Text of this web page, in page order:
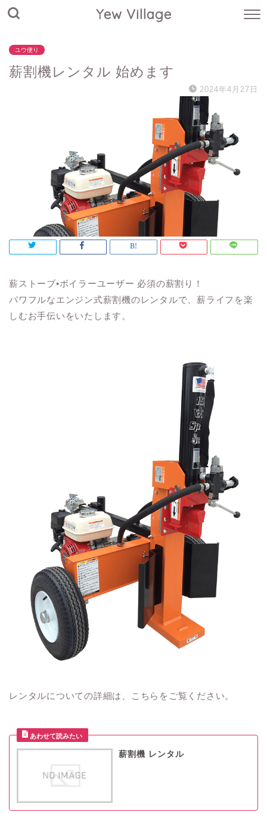
Yew Village
ユウ便り
薪割機レンタル 始めます
2024年4月27日
薪ストーブ•ボイラーユーザー 必須の薪割り！
パワフルなエンジン式薪割機のレンタルで、薪ライフを楽
しむお手伝いをいたします。
レンタルについての詳細は、こちらをご覧ください。
薪割機 レンタル